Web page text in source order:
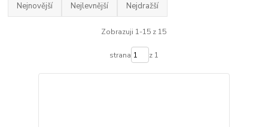
Nejnovější Nejlevnější Nejdražší
Zobrazuji 1-15 z 15
strana z 1